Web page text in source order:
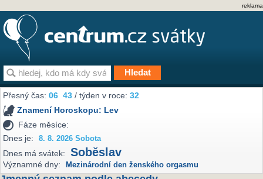
reklama
Přesný čas:06 43 / týden v roce:32
Znamení Horoskopu: Lev
Fáze měsíce:
Dnes je:
8. 8. 2026 Sobota
Dnes má svátek: Soběslav
Významné dny: Mezinárodní den ženského orgasmu